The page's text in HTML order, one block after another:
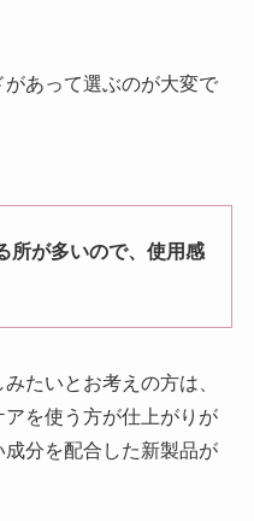
あって選ぶのが大変で
所が多いので、使用感
たいとお考えの方は、
を使う方が仕上がりが
分を配合した新製品が